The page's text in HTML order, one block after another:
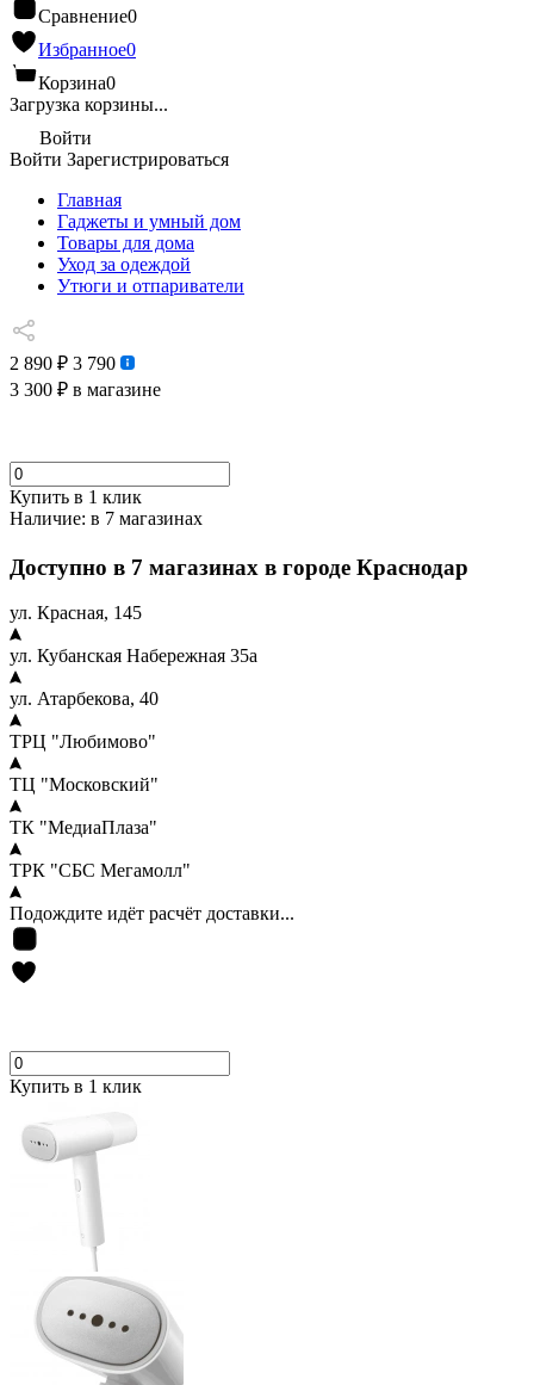
Сравнение0
Избранное0
Корзина0
Загрузка корзины...
Войти
Войти Зарегистрироваться
Главная
Гаджеты и умный дом
Товары для дома
Уход за одеждой
Утюги и отпариватели
2 890 ₽ 3 790
3 300 ₽ в магазине
Купить в 1 клик
Наличие: в 7 магазинах
Доступно в 7 магазинах в городе Краснодар
ул. Красная, 145
ул. Кубанская Набережная 35а
ул. Атарбекова, 40
ТРЦ "Любимово"
ТЦ "Московский"
ТК "МедиаПлаза"
ТРК "СБС Мегамолл"
Подождите идёт расчёт доставки...
Купить в 1 клик